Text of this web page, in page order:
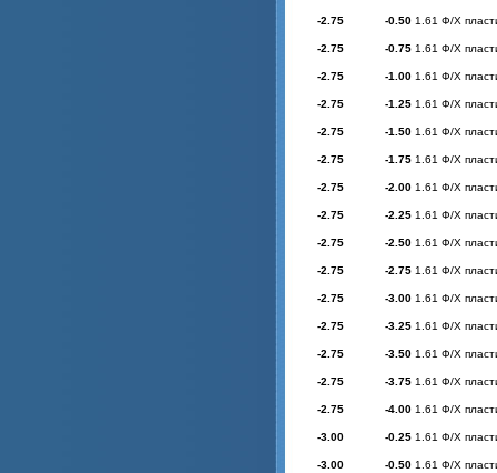
-2.75 -0.50 1.61 Ф/Х
-2.75 -0.75 1.61 Ф/Х
-2.75 -1.00 1.61 Ф/Х
-2.75 -1.25 1.61 Ф/Х
-2.75 -1.50 1.61 Ф/Х
-2.75 -1.75 1.61 Ф/Х
-2.75 -2.00 1.61 Ф/Х
-2.75 -2.25 1.61 Ф/Х
-2.75 -2.50 1.61 Ф/Х
-2.75 -2.75 1.61 Ф/Х
-2.75 -3.00 1.61 Ф/Х
-2.75 -3.25 1.61 Ф/Х
-2.75 -3.50 1.61 Ф/Х
-2.75 -3.75 1.61 Ф/Х
-2.75 -4.00 1.61 Ф/Х
-3.00 -0.25 1.61 Ф/Х
-3.00 -0.50 1.61 Ф/Х